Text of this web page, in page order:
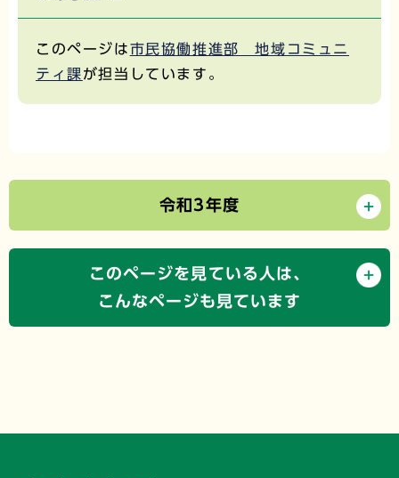
このページは市民協働推進部 地域コミュニ
ティ課が担当しています。
令和3年度
このページを見ている人は、
こんなページも見ています